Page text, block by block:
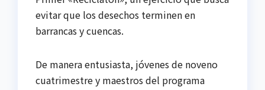
evitar que los desechos terminen en
barrancas y cuencas.
De manera entusiasta, jóvenes de noveno
cuatrimestre y maestros del programa